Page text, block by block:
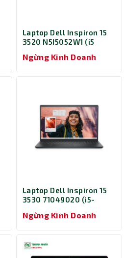
Laptop Dell Inspiron 15
3520 N5I5052W1 (i5
512GB/ Windows 11/
Ngừng Kinh Doanh
Laptop Dell Inspiron 15
3530 71049020 (i5-
512GB/ Windows 11
Ngừng Kinh Doanh